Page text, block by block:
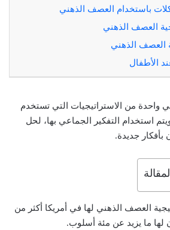
باستخدام العصف الذهني
العصف الذهني
العصف الذهني
الأطفال
واحدة من الاستراتيجيات التي تستخدم
ويتم استخدام التفكير الجماعي بها، لحل
بأفكار جديدة.
العصف الذهني لها في أمريكا أكثر من
لها ما يزيد عن مئة أسلوب.